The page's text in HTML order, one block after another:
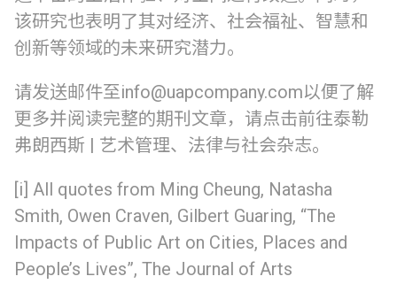
English 中文
该研究也表明了其对经济、社会福祉、智慧和
创新等领域的未来研究潜力。
请发送邮件至info@uapcompany.com以便了解
更多并阅读完整的期刊文章，请点击前往泰勒
弗朗西斯 | 艺术管理、法律与社会杂志。
[i] All quotes from Ming Cheung, Natasha
Smith, Owen Craven, Gilbert Guaring, “The
Impacts of Public Art on Cities, Places and
People’s Lives”, The Journal of Arts